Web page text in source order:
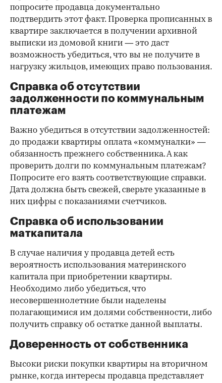
попросите продавца документально
подтвердить этот факт. Проверка прописанных в
квартире заключается в получении архивной
выписки из домовой книги — это даст
возможность убедиться, что вы не получите в
нагрузку жильцов, имеющих право пользования.
Справка об отсутствии
задолженности по коммунальным
платежам
Важно убедиться в отсутствии задолженностей:
до продажи квартиры оплата «коммуналки» —
обязанность прежнего собственника. А как
проверить долги по коммунальным платежам?
Попросите его взять соответствующие справки.
Дата должна быть свежей, сверьте указанные в
них цифры с показаниями счетчиков.
Справка об использовании
маткапитала
В случае наличия у продавца детей есть
вероятность использования материнского
капитала при приобретении квартиры.
Необходимо либо убедиться, что
несовершеннолетние были наделены
полагающимися им долями собственности, либо
получить справку об остатке данной выплаты.
Доверенность от собственника
Высоки риски покупки квартиры на вторичном
рынке, когда интересы продавца представляет